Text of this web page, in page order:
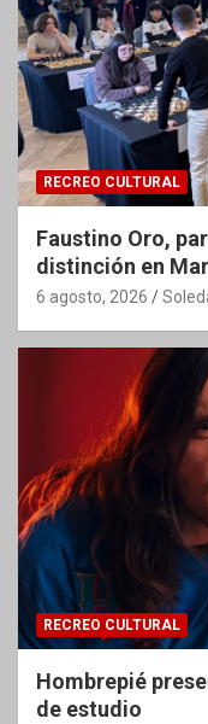
RECREO CULTURAL
Faustino Oro,
distinción en
6 agosto, 2026
RECREO CULTURAL
Hombrepié
de estudio